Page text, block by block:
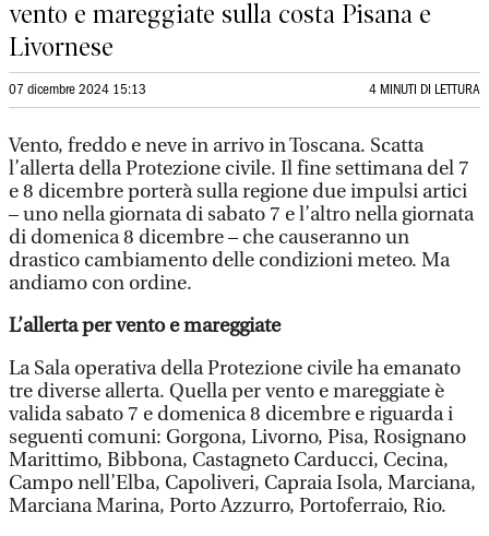
vento e mareggiate sulla costa Pisana e
Livornese
07 dicembre 2024 15:13 4 MINUTI DI LETTURA
Vento, freddo e neve in arrivo in Toscana. Scatta
l’allerta della Protezione civile. Il fine settimana del 7
e 8 dicembre porterà sulla regione due impulsi artici
– uno nella giornata di sabato 7 e l’altro nella giornata
di domenica 8 dicembre – che causeranno un
drastico cambiamento delle condizioni meteo. Ma
andiamo con ordine.
L’allerta per vento e mareggiate
La Sala operativa della Protezione civile ha emanato
tre diverse allerta. Quella per vento e mareggiate è
valida sabato 7 e domenica 8 dicembre e riguarda i
seguenti comuni: Gorgona, Livorno, Pisa, Rosignano
Marittimo, Bibbona, Castagneto Carducci, Cecina,
Campo nell’Elba, Capoliveri, Capraia Isola, Marciana,
Marciana Marina, Porto Azzurro, Portoferraio, Rio.